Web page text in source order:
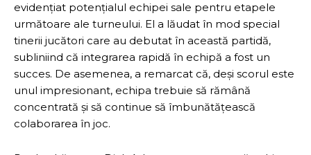
evidențiat potențialul echipei sale pentru etapele
următoare ale turneului. El a lăudat în mod special
tinerii jucători care au debutat în această partidă,
subliniind că integrarea rapidă în echipă a fost un
succes. De asemenea, a remarcat că, deși scorul este
unul impresionant, echipa trebuie să rămână
concentrată și să continue să îmbunătățească
colaborarea în joc.